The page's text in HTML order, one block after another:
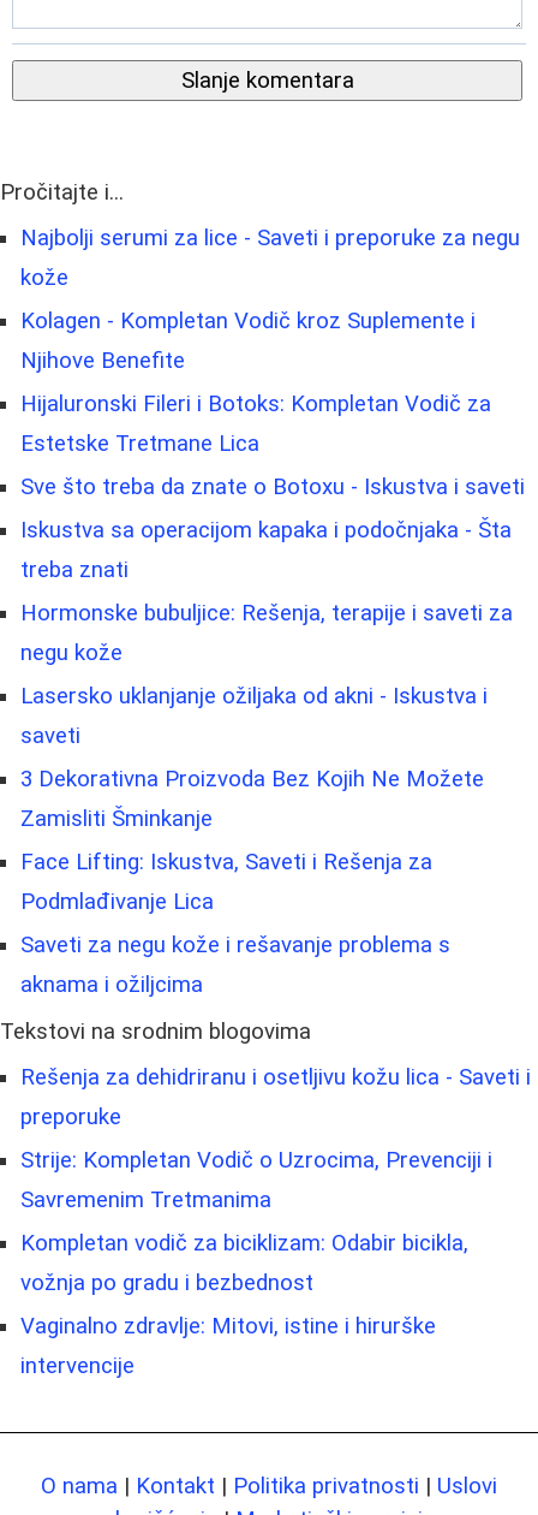
Slanje komentara
Pročitajte i...
Najbolji serumi za lice - Saveti i preporuke za negu
kože
Kolagen - Kompletan Vodič kroz Suplemente i
Njihove Benefite
Hijaluronski Fileri i Botoks: Kompletan Vodič za
Estetske Tretmane Lica
Sve što treba da znate o Botoxu - Iskustva i saveti
Iskustva sa operacijom kapaka i podočnjaka - Šta
treba znati
Hormonske bubuljice: Rešenja, terapije i saveti za
negu kože
Lasersko uklanjanje ožiljaka od akni - Iskustva i
saveti
3 Dekorativna Proizvoda Bez Kojih Ne Možete
Zamisliti Šminkanje
Face Lifting: Iskustva, Saveti i Rešenja za
Podmlađivanje Lica
Saveti za negu kože i rešavanje problema s
aknama i ožiljcima
Tekstovi na srodnim blogovima
Rešenja za dehidriranu i osetljivu kožu lica - Saveti i
preporuke
Strije: Kompletan Vodič o Uzrocima, Prevenciji i
Savremenim Tretmanima
Kompletan vodič za biciklizam: Odabir bicikla,
vožnja po gradu i bezbednost
Vaginalno zdravlje: Mitovi, istine i hirurške
intervencije
O nama | Kontakt | Politika privatnosti | Uslovi